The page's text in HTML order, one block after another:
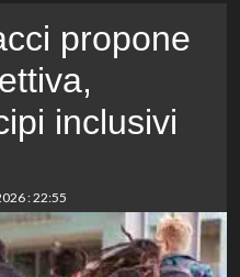
propone
inclusivi
: 22:55